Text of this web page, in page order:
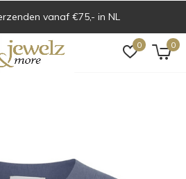
0 0
vanaf €75,- in NL